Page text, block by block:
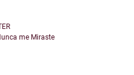
me Miraste